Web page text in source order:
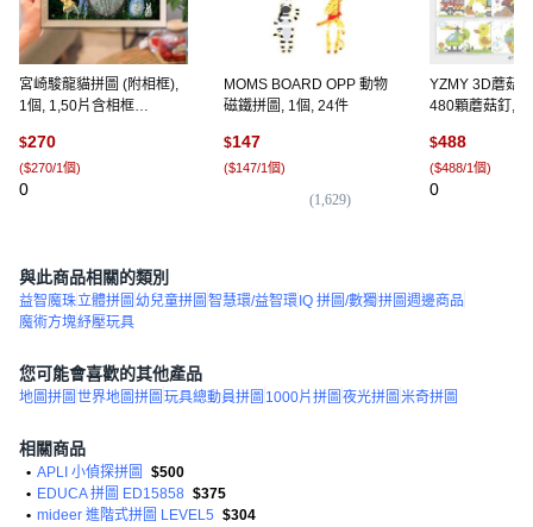
宮崎駿龍貓拼圖 (附相框),
1個, 1,50片含相框
$270
($270/1個)
0
MOMS BOARD OPP 動物
磁鐵拼圖, 1個, 24件
$147
($147/1個)
(1,629)
YZMY 3D蘑菇
480顆蘑菇釘,
蘑菇釘 2鑷子
480個
$488
($488/1個)
0
與此商品相關的類別
益智魔珠立體拼圖 幼兒童拼圖 智慧環/益智環 IQ 拼圖/數獨拼圖週邊商品
魔術方塊紓壓玩具
您可能會喜歡的其他產品
地圖拼圖 世界地圖拼圖 玩具總動員拼圖 1000片拼圖 夜光拼圖 米奇拼圖
相關商品
• APLI 小偵探拼圖
$500
• EDUCA 拼圖 ED15858 $375
• mideer 進階式拼圖 LEVEL5 $304